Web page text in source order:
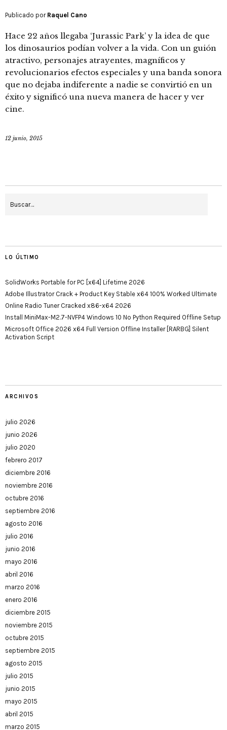
Publicado por Raquel Cano
Hace 22 años llegaba ‘Jurassic Park’ y la idea de que
los dinosaurios podían volver a la vida. Con un guión
atractivo, personajes atrayentes, magníficos y
revolucionarios efectos especiales y una banda sonora
que no dejaba indiferente a nadie se convirtió en un
éxito y significó una nueva manera de hacer y ver
cine.
12 junio, 2015
LO ÚLTIMO
SolidWorks Portable for PC [x64] Lifetime 2026
Adobe Illustrator Crack + Product Key Stable x64 100% Worked Ultimate
Online Radio Tuner Cracked x86-x64 2026
Install MiniMax-M2.7-NVFP4 Windows 10 No Python Required Offline Setup
Microsoft Office 2026 x64 Full Version Offline Installer [RARBG] Silent
Activation Script
ARCHIVOS
julio 2026
junio 2026
julio 2020
febrero 2017
diciembre 2016
noviembre 2016
octubre 2016
septiembre 2016
agosto 2016
julio 2016
junio 2016
mayo 2016
abril 2016
marzo 2016
enero 2016
diciembre 2015
noviembre 2015
octubre 2015
septiembre 2015
agosto 2015
julio 2015
junio 2015
mayo 2015
abril 2015
marzo 2015